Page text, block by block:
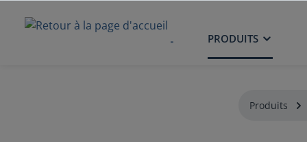
ACCUEIL PRODUITS
Produits